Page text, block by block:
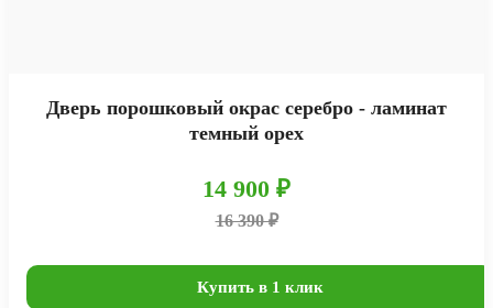
Дверь порошковый окрас серебро - ламинат
темный орех
14 900 ₽
16 390 ₽
Купить в 1 клик